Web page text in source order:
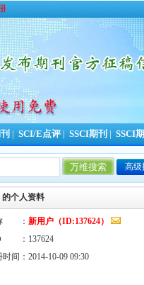
SCI/E点评 SSCI期刊 SSCI
高级
今日更新期刊信息 条，
的个人资料
： 新用户（ID:137624）
：137624
时间：2014-10-09 09:30